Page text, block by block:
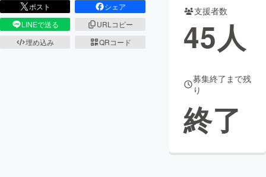
ポスト
シェア
LINEで送る
URLコピー
埋め込み
QRコード
支援者数
45人
募集終了まで残
り
終了